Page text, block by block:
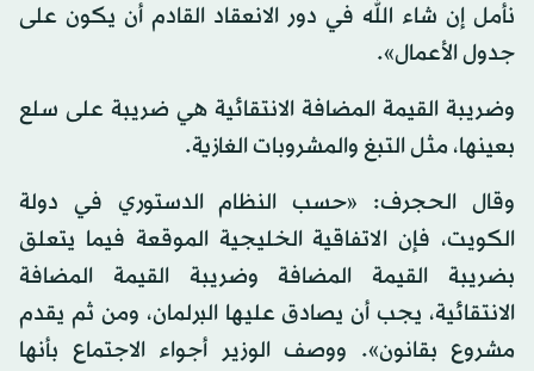
نأمل إن شاء الله في دور الانعقاد القادم أن يكون على
جدول الأعمال».
وضريبة القيمة المضافة الانتقائية هي ضريبة على سلع
بعينها، مثل التبغ والمشروبات الغازية.
وقال الحجرف: «حسب النظام الدستوري في دولة
الكويت، فإن الاتفاقية الخليجية الموقعة فيما يتعلق
بضريبة القيمة المضافة وضريبة القيمة المضافة
الانتقائية، يجب أن يصادق عليها البرلمان، ومن ثم يقدم
مشروع بقانون». ووصف الوزير أجواء الاجتماع بأنها